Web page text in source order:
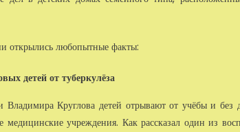
открылись любопытные факты:
детей от туберкулёза
Владимира Круглова детей отрывают от учёбы и
медицинские учреждения. Как рассказал один из